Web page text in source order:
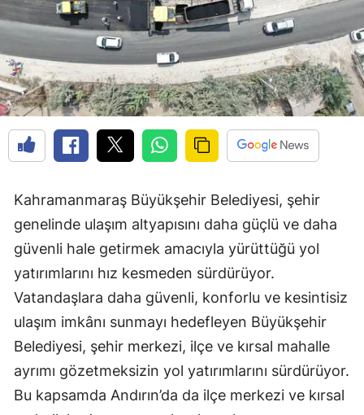
Kahramanmaraş Büyükşehir Belediyesi, şehir
genelinde ulaşım altyapısını daha güçlü ve daha
güvenli hale getirmek amacıyla yürüttüğü yol
yatırımlarını hız kesmeden sürdürüyor.
Vatandaşlara daha güvenli, konforlu ve kesintisiz
ulaşım imkânı sunmayı hedefleyen Büyükşehir
Belediyesi, şehir merkezi, ilçe ve kırsal mahalle
ayrımı gözetmeksizin yol yatırımlarını sürdürüyor.
Bu kapsamda Andırın’da da ilçe merkezi ve kırsal